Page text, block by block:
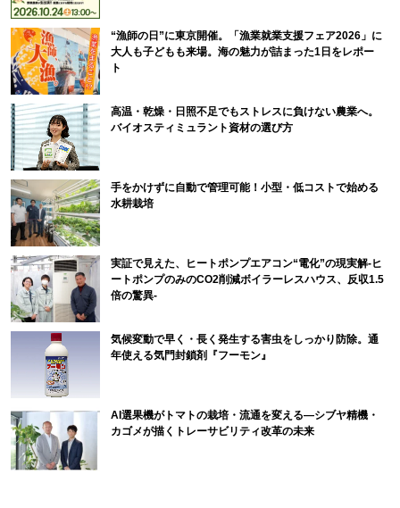
“漁師の日”に東京開催。「漁業就業支援フェア2026」に
大人も子どもも来場。海の魅力が詰まった1日をレポー
ト
高温・乾燥・日照不足でもストレスに負けない農業へ。
バイオスティミュラント資材の選び方
手をかけずに自動で管理可能！小型・低コストで始める
水耕栽培
実証で見えた、ヒートポンプエアコン“電化”の現実解-ヒ
ートポンプのみのCO2削減ボイラーレスハウス、反収1.5
倍の驚異-
気候変動で早く・長く発生する害虫をしっかり防除。通
年使える気門封鎖剤『フーモン』
AI選果機がトマトの栽培・流通を変える―シブヤ精機・
カゴメが描くトレーサビリティ改革の未来